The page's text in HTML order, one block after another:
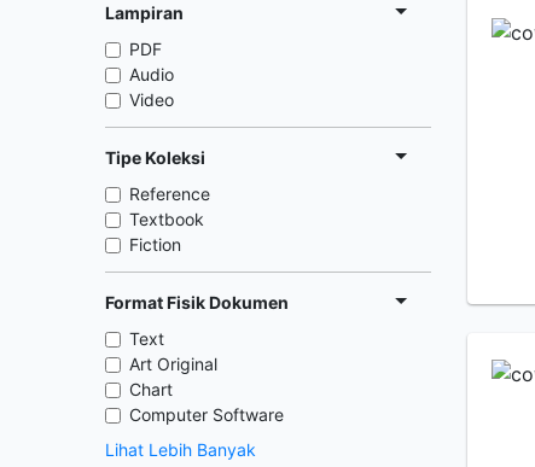
Lampiran
PDF
Audio
Video
Tipe Koleksi
Reference
Textbook
Fiction
Format Fisik Dokumen
Text
Art Original
Chart
Computer Software
Lihat Lebih Banyak